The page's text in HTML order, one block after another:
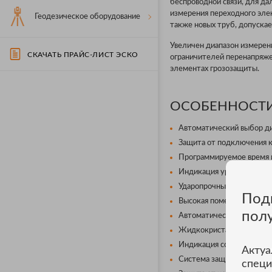
Геодезическое оборудование
СКАЧАТЬ ПРАЙС-ЛИСТ ЭСКО
беспроводной связи, для
измерения переходного
также новых труб,
Увеличен диапазон
ограничителей
элементах грозозащиты.
Автоматический выбор
Защита от подключения
Программируемое
Индикация уровня
Ударопрочный, пыле- и
Высокая
Автоматический
Жидкокристаллический
Индикация состояния
Система защиты